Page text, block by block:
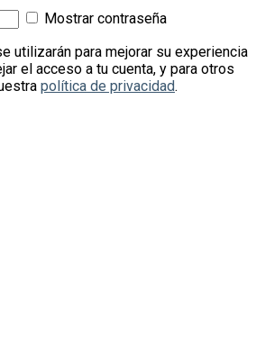
Mostrar contraseña
utilizarán para mejorar su experiencia
el acceso a tu cuenta, y para otros
política de privacidad.